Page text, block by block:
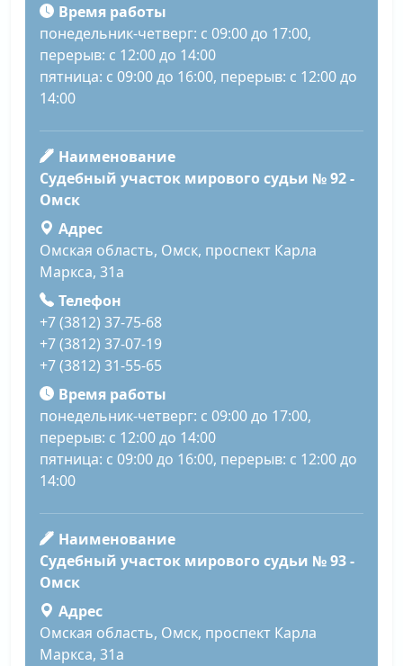
Время работы
понедельник-четверг: с 09:00 до 17:00,
перерыв: с 12:00 до 14:00
пятница: с 09:00 до 16:00, перерыв: с 12:00 до
14:00
Наименование
Судебный участок мирового судьи № 92 -
Омск
Адрес
Омская область, Омск, проспект Карла
Маркса, 31а
Телефон
+7 (3812) 37-75-68
+7 (3812) 37-07-19
+7 (3812) 31-55-65
Время работы
понедельник-четверг: с 09:00 до 17:00,
перерыв: с 12:00 до 14:00
пятница: с 09:00 до 16:00, перерыв: с 12:00 до
14:00
Наименование
Судебный участок мирового судьи № 93 -
Омск
Адрес
Омская область, Омск, проспект Карла
Маркса, 31а